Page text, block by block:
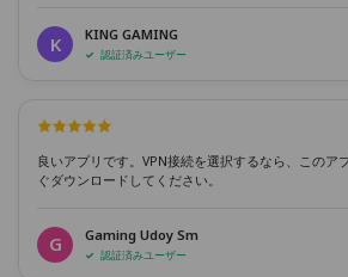
K KING GAMING
認証済みユーザー
良いアプリです。VPN接続を選択するなら、このア
ぐダウンロードしてください。
G Gaming Udoy Sm
認証済みユーザー